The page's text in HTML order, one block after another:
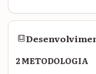
2 METODOLOGIA